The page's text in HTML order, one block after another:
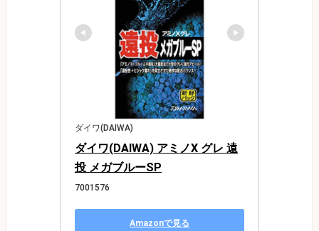
ダイワ(DAIWA)
ダイワ(DAIWA) アミノX グレ 遠
投 メガブルーSP
7001576
Amazonで見る